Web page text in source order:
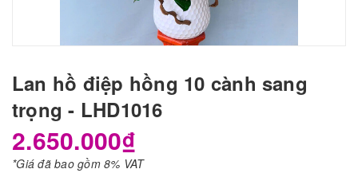
Lan hồ điệp hồng 10 cành sang
trọng - LHD1016
2.650.000₫
*Giá đã bao gồm 8% VAT